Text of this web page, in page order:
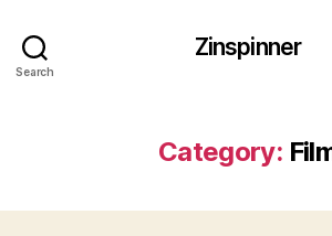
Search
Zinspinner
Category: